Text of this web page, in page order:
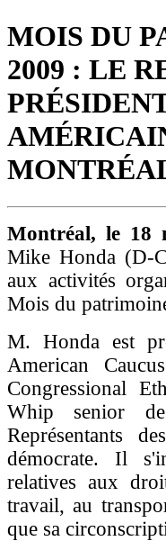
MOIS DU
2009 : LE
Montréal, le 18
Mike Honda (D-
aux activités
Mois du
M. Honda est
American
Congressional
Whip senior
Représentants
démocrate. Il
relatives aux
travail, au
que sa